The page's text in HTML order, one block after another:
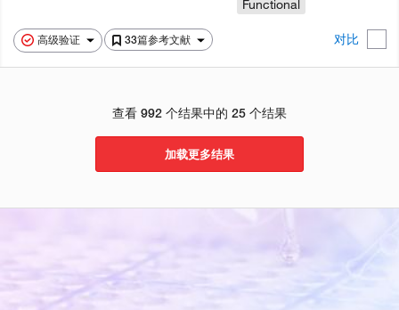
高级验证 33篇参考文献 对比
Functional
查看 992 个结果中的 25 个结果
加载更多结果